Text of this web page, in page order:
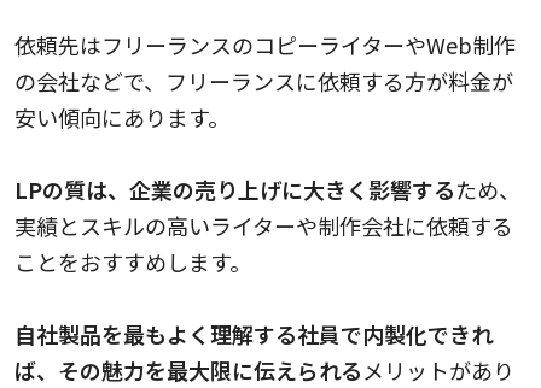
依頼先はフリーランスのコピーライターやWeb制作
の会社などで、フリーランスに依頼する方が料金が
安い傾向にあります。
LPの質は、企業の売り上げに大きく影響するため、
実績とスキルの高いライターや制作会社に依頼する
ことをおすすめします。
自社製品を最もよく理解する社員で内製化できれ
ば、その魅力を最大限に伝えられるメリットがあり